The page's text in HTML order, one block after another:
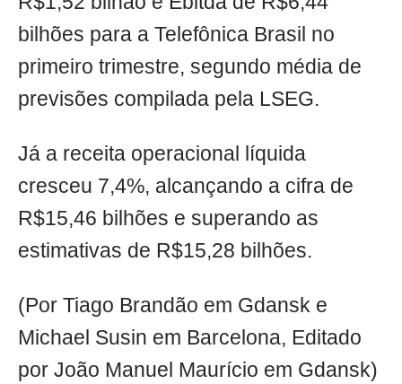
bilhões para a Telefônica Brasil no
primeiro trimestre, segundo média de
previsões compilada pela LSEG.
Já a receita operacional líquida
cresceu 7,4%, alcançando a cifra de
R$15,46 bilhões e superando as
estimativas de R$15,28 bilhões.
(Por Tiago Brandão em Gdansk e
Michael Susin em Barcelona, Editado
por João Manuel Maurício em Gdansk)